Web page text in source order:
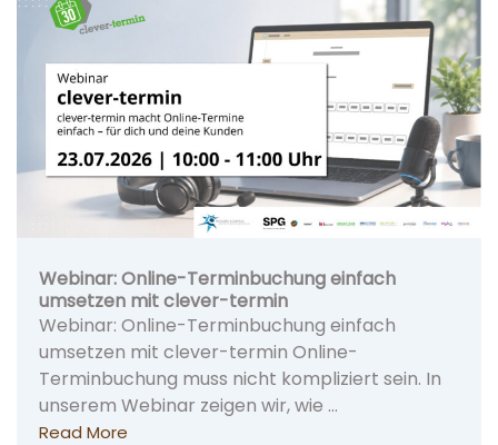
Webinar: Online-Terminbuchung einfach
umsetzen mit clever-termin
Webinar: Online-Terminbuchung einfach
umsetzen mit clever-termin Online-
Terminbuchung muss nicht kompliziert sein. In
unserem Webinar zeigen wir, wie …
Read More